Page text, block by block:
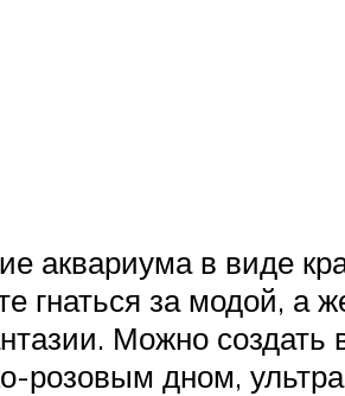
аквариума в виде
гнаться за модой, а
Можно создать
розовым дном,